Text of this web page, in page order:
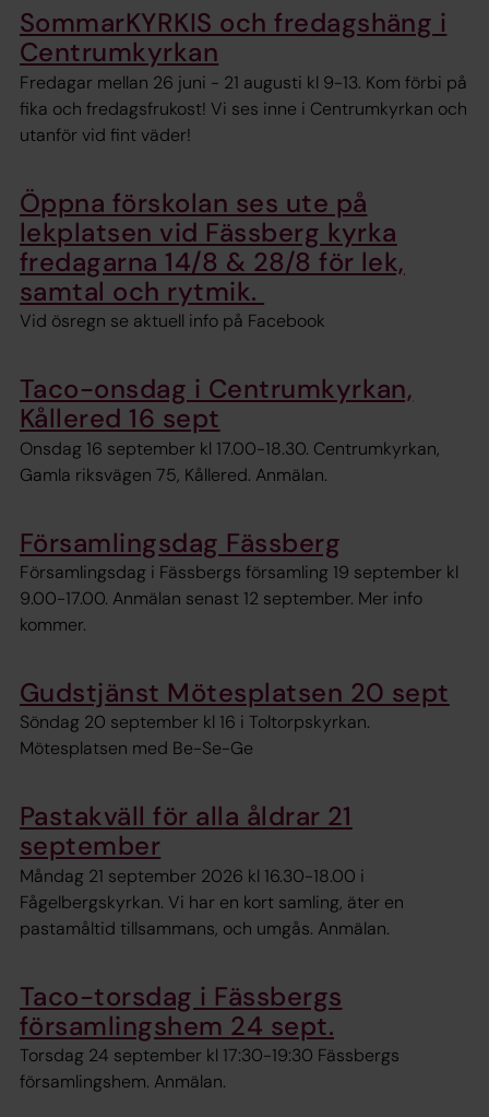
SommarKYRKIS och fredagshäng i
Centrumkyrkan
Fredagar mellan 26 juni - 21 augusti kl 9-13. Kom förbi på
fika och fredagsfrukost! Vi ses inne i Centrumkyrkan och
utanför vid fint väder!
Öppna förskolan ses ute på
lekplatsen vid Fässberg kyrka
fredagarna 14/8 & 28/8 för lek,
samtal och rytmik.
Vid ösregn se aktuell info på Facebook
Taco-onsdag i Centrumkyrkan,
Kållered 16 sept
Onsdag 16 september kl 17.00-18.30. Centrumkyrkan,
Gamla riksvägen 75, Kållered. Anmälan.
Församlingsdag Fässberg
Församlingsdag i Fässbergs församling 19 september kl
9.00-17.00. Anmälan senast 12 september. Mer info
kommer.
Gudstjänst Mötesplatsen 20 sept
Söndag 20 september kl 16 i Toltorpskyrkan.
Mötesplatsen med Be-Se-Ge
Pastakväll för alla åldrar 21
september
Måndag 21 september 2026 kl 16.30-18.00 i
Fågelbergskyrkan. Vi har en kort samling, äter en
pastamåltid tillsammans, och umgås. Anmälan.
Taco-torsdag i Fässbergs
församlingshem 24 sept.
Torsdag 24 september kl 17:30-19:30 Fässbergs
församlingshem. Anmälan.